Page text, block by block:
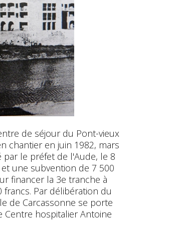
de séjour du Pont-vieux
chantier en juin 1982, mars
par le préfet de l'Aude, le 8
une subvention de 7 500
financer la 3e tranche à
francs. Par délibération du
de Carcassonne se porte
Centre hospitalier Antoine